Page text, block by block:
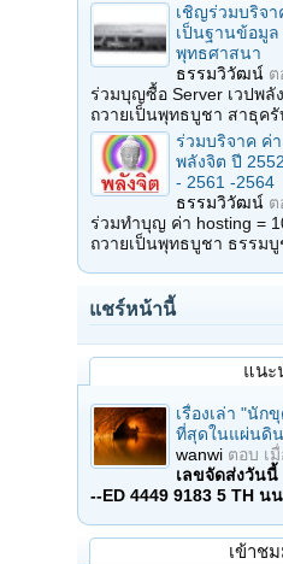
เชิญร่วมบริจา
เป็นฐานข้อมูล
พุทธศาสนา
ธรรมวิวัฒน์ ต
ร่วมบุญซื้อ Server เวปพลั
ถวายเป็นพุทธบูชา สาธุครั
ร่วมบริจาค ค่า
พลังจิต ปี
- 2561 -2564
ธรรมวิวัฒน์ ต
ร่วมทำบุญ ค่า hosting =
ถวายเป็นพุทธบูชา ธรรม
แชร์หน้านี้
แนะ
เรื่องเล่า "นัก
ที่สุดในแผ่นดิน
wanwi ตอบ เ
เลขจัดส่งวันนี้
--ED 4449 9183 5 TH น
เข้าช